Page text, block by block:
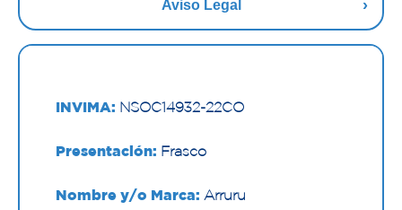
Aviso Legal
INVIMA: NSOC14932-22CO
Presentación: Frasco
Nombre y/o Marca: Arruru